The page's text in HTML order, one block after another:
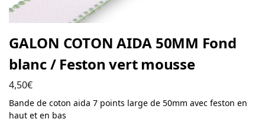
GALON COTON AIDA 50MM Fond
blanc / Feston vert mousse
4,50€
Bande de coton aida 7 points large de 50mm avec feston en
haut et en bas